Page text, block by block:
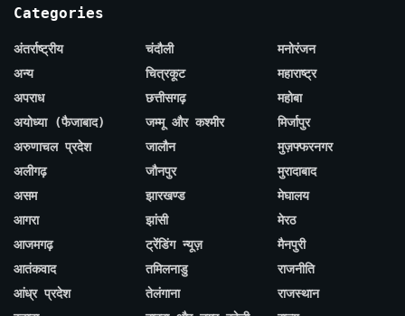
Categories
अंतर्राष्ट्रीय
अन्य
अपराध
अयोध्या (फैजाबाद)
अरुणाचल प्रदेश
अलीगढ़
असम
आगरा
आजमगढ़
आतंकवाद
आंध्र प्रदेश
चंदौली
चित्रकूट
छत्तीसगढ़
जम्मू और कश्मीर
जालौन
जौनपुर
झारखण्ड
झांसी
ट्रेंडिंग न्यूज़
तमिलनाडु
तेलंगाना
मनोरंजन
महाराष्ट्र
महोबा
मिर्जापुर
मुज़फ्फरनगर
मुरादाबाद
मेघालय
मेरठ
मैनपुरी
राजनीति
राजस्थान